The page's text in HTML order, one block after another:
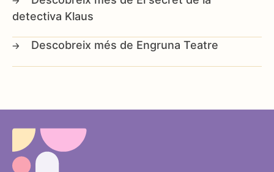
detectiva Klaus
Engruna Teatre